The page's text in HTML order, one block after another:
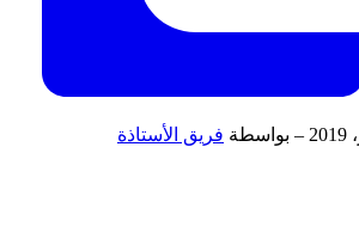
فريق الأستاذة